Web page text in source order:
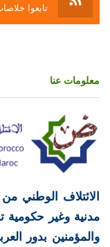
تابعوا
معلومات عنا
الائتلاف الوطني
مدنية وغير حكومية
والمؤمنين بدور